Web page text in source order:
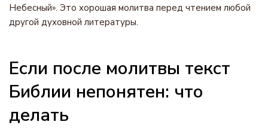
Небесный». Это хорошая молитва перед чтением любой
другой духовной литературы.
Если после молитвы текст
Библии непонятен: что
делать